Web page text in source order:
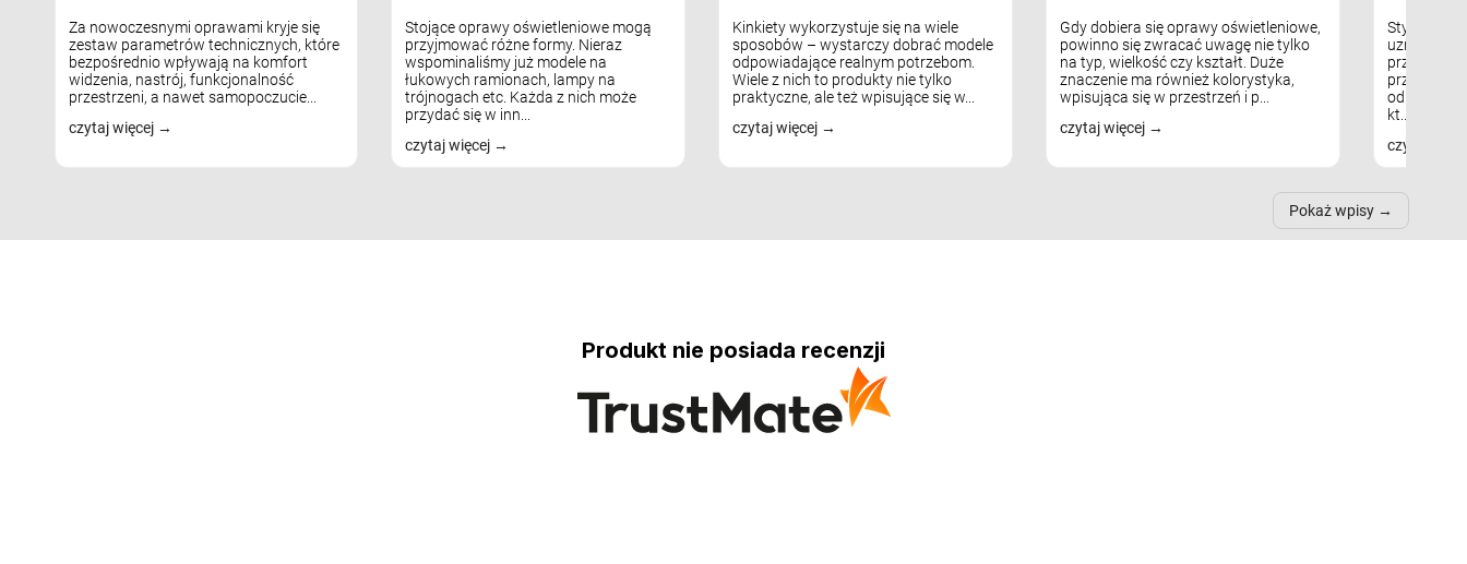
Za nowoczesnymi oprawami kryje się
zestaw parametrów technicznych, które
bezpośrednio wpływają na komfort
widzenia, nastrój, funkcjonalność
przestrzeni, a nawet samopoczucie...
czytaj więcej
Stojące oprawy oświetleniowe mogą
przyjmować różne formy. Nieraz
wspominaliśmy już modele na
łukowych ramionach, lampy na
trójnogach etc. Każda z nich może
przydać się w inn...
czytaj więcej
Kinkiety wykorzystuje się na wiele
sposobów – wystarczy dobrać modele
odpowiadające realnym potrzebom.
Wiele z nich to produkty nie tylko
praktyczne, ale też wpisujące się w...
czytaj więcej
Gdy dobiera się oprawy oświetleniowe,
powinno się zwracać uwagę nie tylko
na typ, wielkość czy kształt. Duże
znaczenie ma również kolorystyka,
wpisująca się w przestrzeń i p...
czytaj więcej
Styl
uznaniem
kt...
czytaj
Pokaż wpisy
Produkt nie posiada recenzji